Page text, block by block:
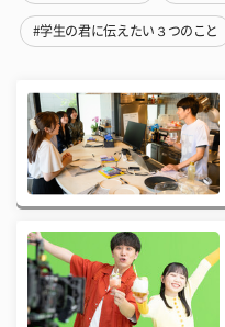
#学生の君に伝えたい３つのこと